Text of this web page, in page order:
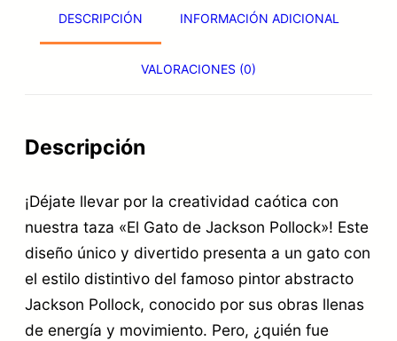
:
,
9
5
:
€
.
e
A
C
K
S
O
DESCRIPCIÓN INFORMACIÓN ADICIONAL
VALORACIONES (0)
Descripción
¡Déjate llevar por la creatividad caótica con
nuestra taza «El Gato de Jackson Pollock»! Este
diseño único y divertido presenta a un gato con
el estilo distintivo del famoso pintor abstracto
Jackson Pollock, conocido por sus obras llenas
de energía y movimiento. Pero, ¿quién fue